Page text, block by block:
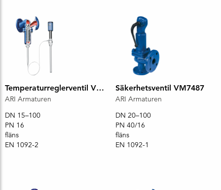
Temperaturreglerventil VM5190
ARI Armaturen
DN 15–100
PN 16
fläns
EN 1092-2
Säkerhetsventil VM7487
ARI Armaturen
DN 20–100
PN 40/16
fläns
EN 1092-1